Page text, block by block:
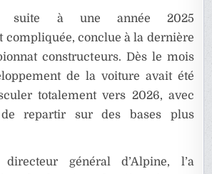
à une année 2025
conclue à la dernière
constructeurs. Dès le mois
de la voiture avait été
totalement vers 2026, avec
repartir sur des bases plus
directeur général d’Alpine, l’a